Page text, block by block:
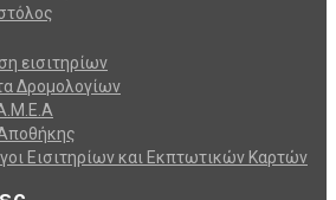
εισιτηρίων
Δρομολογίων
Εισιτηρίων και Εκπτωτικών Καρτών